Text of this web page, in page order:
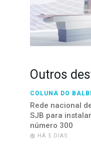
Outros
COLUNA DO BALBI
Rede nacional
SJB para
número 300
HÁ 5 DIAS